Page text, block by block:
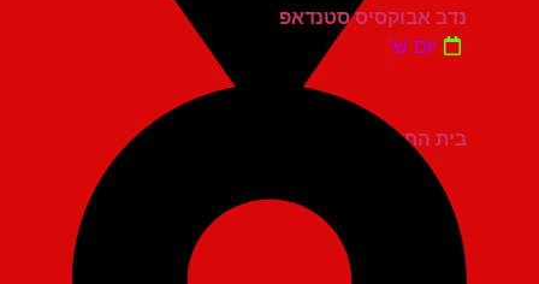
בית החייל תל אביב
נדב אבוקסיס סטנדאפ
יום ש'